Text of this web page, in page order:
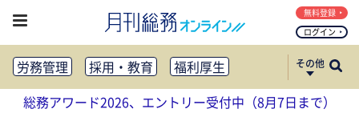
ログイン
無料登録
労務管理 採用・教育
福利厚生
健康経営
働き方改革
法務・コンプライアンス
その他
総務アワード2026、エントリー受付中（8月7日まで）